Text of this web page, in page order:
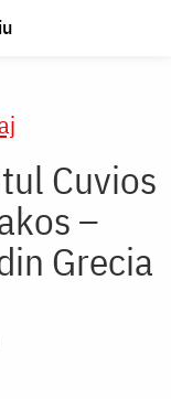
Cuvios
–
Grecia